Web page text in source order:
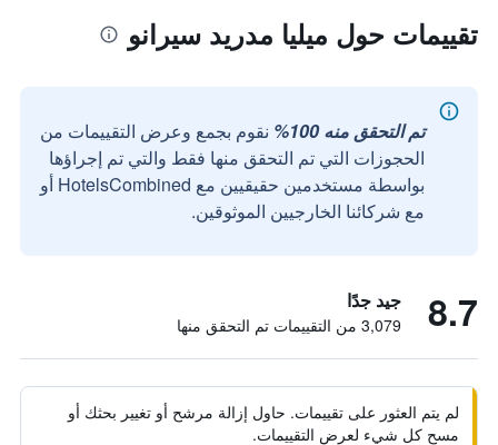
تقييمات حول ميليا مدريد سيرانو
تم التحقق منه 100%
نقوم بجمع وعرض التقييمات من
الحجوزات التي تم التحقق منها فقط والتي تم إجراؤها
بواسطة مستخدمين حقيقيين مع HotelsCombined أو
مع شركائنا الخارجيين الموثوقين.
8.7 جيد جدًا
3,079 من التقييمات تم التحقق منها
لم يتم العثور على تقييمات. حاول إزالة مرشح أو تغيير بحثك أو
مسح كل شيء لعرض التقييمات.